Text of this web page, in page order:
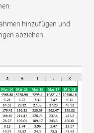
hinzufügen und
abziehen.